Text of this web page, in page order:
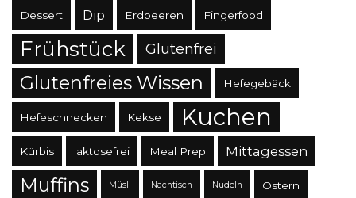
Dessert Dip Erdbeeren Fingerfood
Frühstück Glutenfrei
Glutenfreies Wissen Hefegebäck
Hefeschnecken Kekse Kuchen
Kürbis laktosefrei Meal Prep Mittagessen
Muffins Müsli Nachtisch Nudeln Ostern